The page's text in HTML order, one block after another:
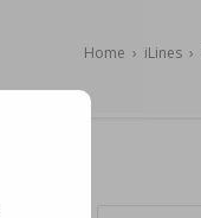
Home › iLines ›